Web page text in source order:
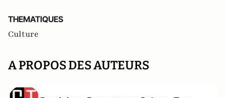
THEMATIQUES
Culture
A PROPOS DES AUTEURS